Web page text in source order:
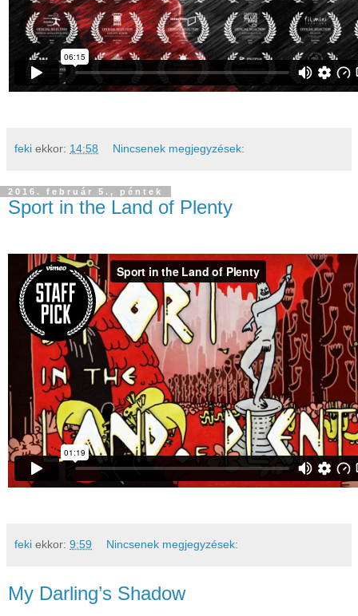
feki ekkor: 14:58 Nincsenek megjegyzések:
2016. február 5., péntek
Sport in the Land of Plenty
feki ekkor: 9:59 Nincsenek megjegyzések:
My Darling’s Shadow